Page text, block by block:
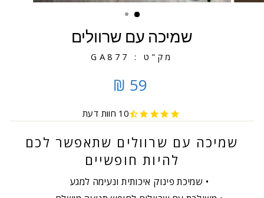
שמיכה עם שרוולים
מק"ט : GA877
59 ₪
10 חוות דעת
שמיכה עם שרוולים שתאפשר לכם
להיות חופשיים
שמיכת פינוק איכותית ונעימה למגע